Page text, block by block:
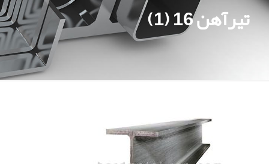
تیرآهن 16 (1)